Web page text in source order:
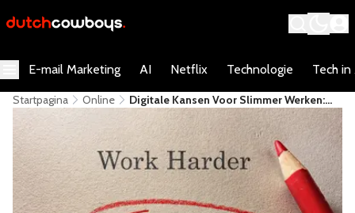
E-mail Marketing AI Netflix Technologie Tech in
Startpagina Online
Digitale Kansen Voor Slimmer Werken:
Voldoet Jouw Organisatie Hieraan?